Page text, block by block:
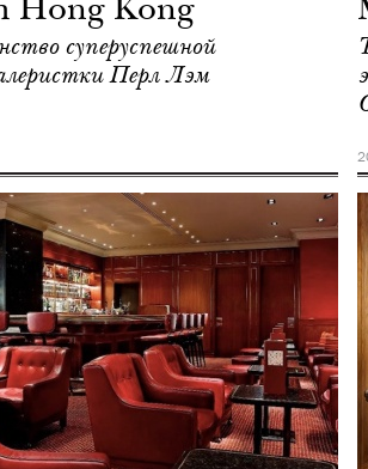
Hong Kong
суперуспешной
Перл Лэм